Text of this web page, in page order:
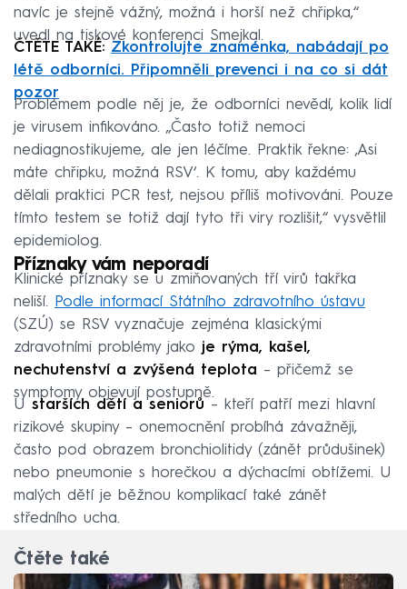
navíc je stejně vážný, možná i horší než chřipka,“
uvedl na tiskové konferenci Smejkal.
ČTĚTE TAKÉ: Zkontrolujte znaménka, nabádají po
létě odborníci. Připomněli prevenci i na co si dát
pozor
Problémem podle něj je, že odborníci nevědí, kolik lidí
je virusem infikováno. „Často totiž nemoci
nediagnostikujeme, ale jen léčíme. Praktik řekne: ‚Asi
máte chřipku, možná RSV‘. K tomu, aby každému
dělali praktici PCR test, nejsou příliš motivováni. Pouze
tímto testem se totiž dají tyto tři viry rozlišit,“ vysvětlil
epidemiolog.
Příznaky vám neporadí
Klinické příznaky se u zmiňovaných tří virů takřka
neliší. Podle informací Státního zdravotního ústavu
(SZÚ) se RSV vyznačuje zejména klasickými
zdravotními problémy jako je rýma, kašel,
nechutenství a zvýšená teplota – přičemž se
symptomy objevují postupně.
U starších dětí a seniorů – kteří patří mezi hlavní
rizikové skupiny – onemocnění probíhá závažněji,
často pod obrazem bronchiolitidy (zánět průdušinek)
nebo pneumonie s horečkou a dýchacími obtížemi. U
malých dětí je běžnou komplikací také zánět
středního ucha.
Čtěte také